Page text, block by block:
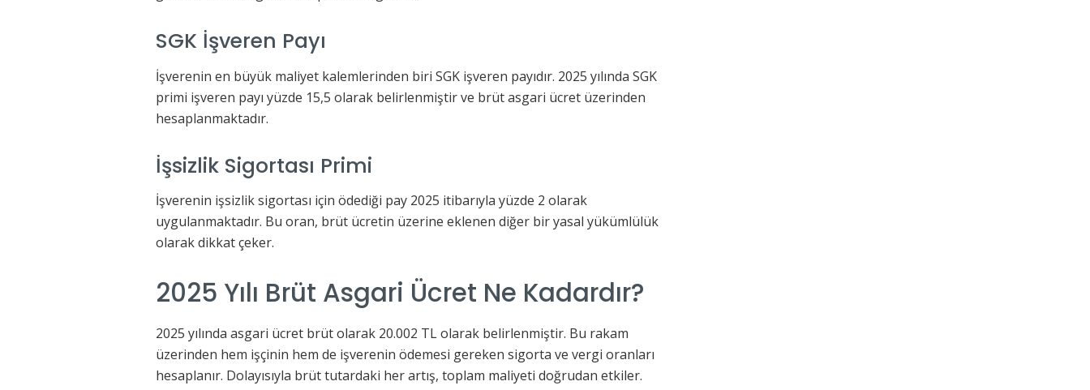
SGK İşveren Payı
İşverenin en büyük maliyet kalemlerinden biri SGK işveren payıdır. 2025 yılında SGK
primi işveren payı yüzde 15,5 olarak belirlenmiştir ve brüt asgari ücret üzerinden
hesaplanmaktadır.
İşsizlik Sigortası Primi
İşverenin işsizlik sigortası için ödediği pay 2025 itibarıyla yüzde 2 olarak
uygulanmaktadır. Bu oran, brüt ücretin üzerine eklenen diğer bir yasal yükümlülük
olarak dikkat çeker.
2025 Yılı Brüt Asgari Ücret Ne Kadardır?
2025 yılında asgari ücret brüt olarak 20.002 TL olarak belirlenmiştir. Bu rakam
üzerinden hem işçinin hem de işverenin ödemesi gereken sigorta ve vergi oranları
hesaplanır. Dolayısıyla brüt tutardaki her artış, toplam maliyeti doğrudan etkiler.